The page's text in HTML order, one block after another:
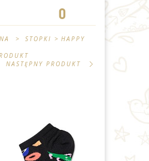
0
> STOPKI > HAPPY
NASTĘPNY PRODUKT